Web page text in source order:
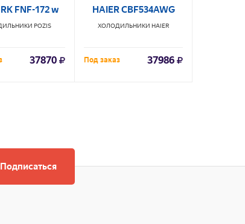
FNF-172 w
POZIS
37870
HAIER CBF534AWG
ХОЛОДИЛЬНИКИ HAIER
Под заказ 37986
Подписаться